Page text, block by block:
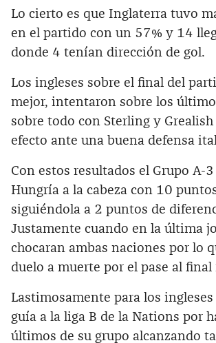
Lo cierto es que Inglaterra tuvo
en el partido con un 57% y 14
donde 4 tenían dirección de gol.
Los ingleses sobre el final del
mejor, intentaron sobre los
sobre todo con Sterling y
efecto ante una buena defensa
Con estos resultados el Grupo A-
Hungría a la cabeza con 10
siguiéndola a 2 puntos de
Justamente cuando en la última
chocaran ambas naciones por lo
duelo a muerte por el pase al final
Lastimosamente para los
guía a la liga B de la Nations por
últimos de su grupo alcanzando